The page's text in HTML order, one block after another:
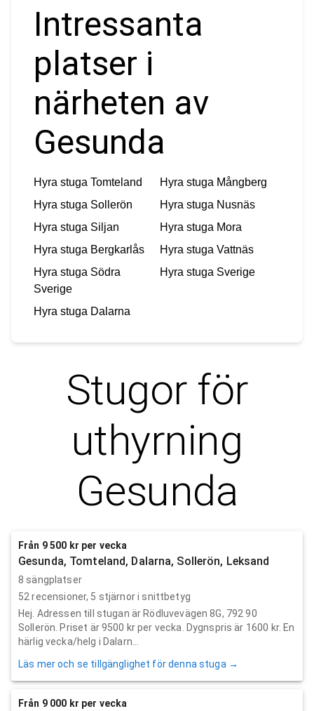
Intressanta
platser i
närheten av
Gesunda
Hyra stuga Tomteland Hyra stuga Mångberg
Hyra stuga Sollerön Hyra stuga Nusnäs
Hyra stuga Siljan Hyra stuga Mora
Hyra stuga Bergkarlås Hyra stuga Vattnäs
Hyra stuga Södra
Sverige
Hyra stuga Sverige
Hyra stuga Dalarna
Stugor för
uthyrning
Gesunda
Från 9 500 kr per vecka
Gesunda, Tomteland, Dalarna, Sollerön, Leksand
8 sängplatser
52 recensioner, 5 stjärnor i snittbetyg
Hej. Adressen till stugan är Rödluvevägen 8G, 792 90
Sollerön. Priset är 9500 kr per vecka. Dygnspris är 1600 kr. En
härlig vecka/helg i Dalarn...
Läs mer och se tillgänglighet för denna stuga →
Från 9 000 kr per vecka